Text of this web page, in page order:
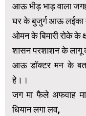
आऊ भीड़ भाड़ वाला
घर के बुजुर्ग आऊ लईका
ओमन के बिमारी रोके के
शासन परशाशन के लागू
आऊ डॉक्टर मन के
हे।।
जग मा फैले अफवाह
धियान लगा लव,